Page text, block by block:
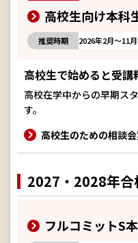
高校生向け本科
推奨時期 2026年2月～11月
高校生で始めると受講
高校在学中からの早期ス
す。
高校生のための相談
2027・2028年合
フルコミットS